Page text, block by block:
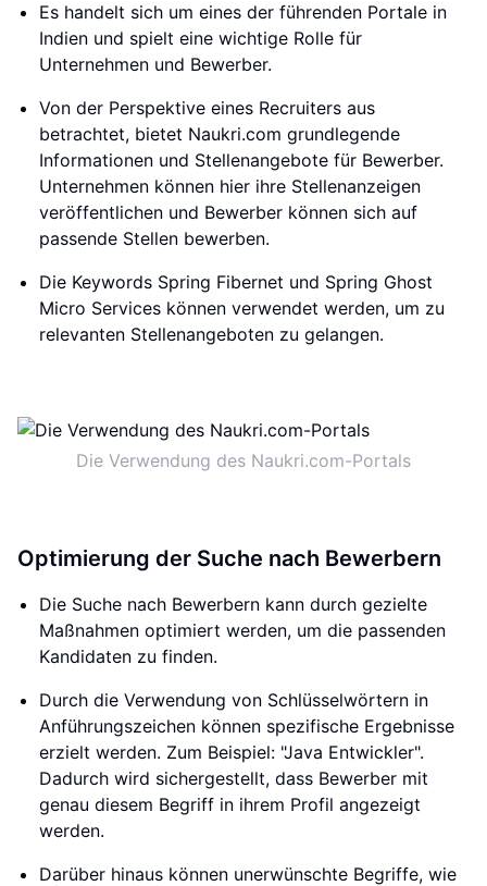
Es handelt sich um eines der führenden Portale in
Indien und spielt eine wichtige Rolle für
Unternehmen und Bewerber.
Von der Perspektive eines Recruiters aus
betrachtet, bietet Naukri.com grundlegende
Informationen und Stellenangebote für Bewerber.
Unternehmen können hier ihre Stellenanzeigen
veröffentlichen und Bewerber können sich auf
passende Stellen bewerben.
Die Keywords Spring Fibernet und Spring Ghost
Micro Services können verwendet werden, um zu
relevanten Stellenangeboten zu gelangen.
Die Verwendung des Naukri.com-Portals
Optimierung der Suche nach Bewerbern
Die Suche nach Bewerbern kann durch gezielte
Maßnahmen optimiert werden, um die passenden
Kandidaten zu finden.
Durch die Verwendung von Schlüsselwörtern in
Anführungszeichen können spezifische Ergebnisse
erzielt werden. Zum Beispiel: "Java Entwickler".
Dadurch wird sichergestellt, dass Bewerber mit
genau diesem Begriff in ihrem Profil angezeigt
werden.
Darüber hinaus können unerwünschte Begriffe, wie